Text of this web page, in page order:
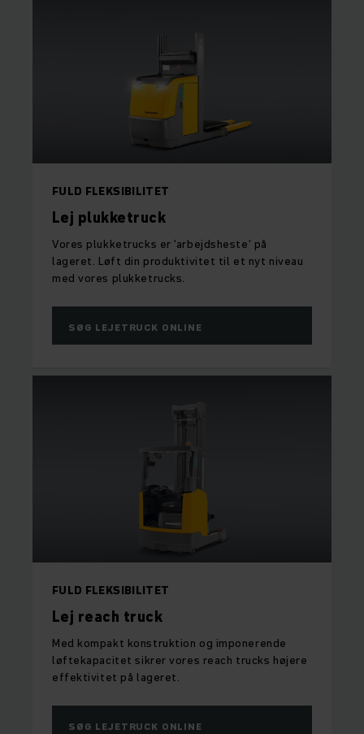
FULD FLEKSIBILITET
Lej plukketruck
Vores plukketrucks er 'arbejdsheste' på
lageret. Løft din produktivitet til et nyt niveau
med vores plukketrucks.
SØG LEJETRUCK ONLINE
FULD FLEKSIBILITET
Lej reach truck
Med kompakt konstruktion og imponerende
løftekapacitet sikrer vores reach trucks højere
effektivitet på lageret.
SØG LEJETRUCK ONLINE